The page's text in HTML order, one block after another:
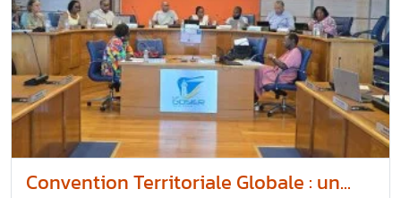
Convention Territoriale Globale : un...